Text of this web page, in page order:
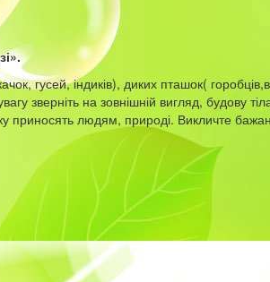
гусей, індиків), диких пташок(
зверніть на зовнішній вигляд, будову
приносять людям, природі. Викличте